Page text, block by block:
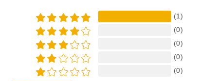
(1)
(0)
(0)
(0)
(0)